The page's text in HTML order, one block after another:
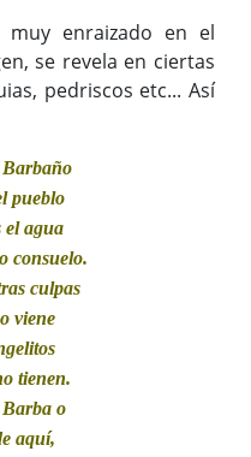
muy enraizado en el
se revela en ciertas
pedriscos etc... Así
pueblo
el agua
consuelo.
culpas
viene
tienen.
o
aquí,